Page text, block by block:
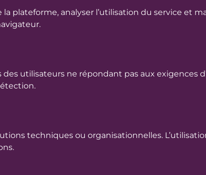
plateforme, analyser l’utilisation du service et
utilisateurs ne répondant pas aux exigences
techniques ou organisationnelles.